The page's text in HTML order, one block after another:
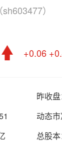
（sh603477）
+0.06
昨收盘
动态市
总股本